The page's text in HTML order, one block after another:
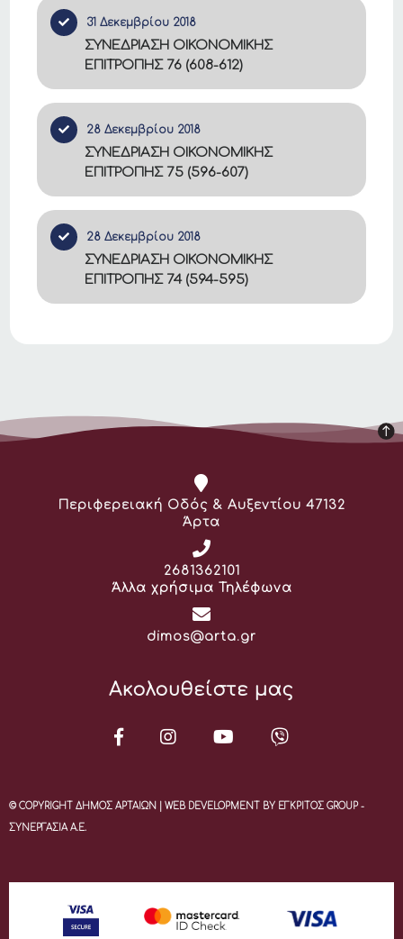
31 Δεκεμβρίου 2018
ΣΥΝΕΔΡΙΑΣΗ ΟΙΚΟΝΟΜΙΚΗΣ
ΕΠΙΤΡΟΠΗΣ 76 (608-612)
28 Δεκεμβρίου 2018
ΣΥΝΕΔΡΙΑΣΗ ΟΙΚΟΝΟΜΙΚΗΣ
ΕΠΙΤΡΟΠΗΣ 75 (596-607)
28 Δεκεμβρίου 2018
ΣΥΝΕΔΡΙΑΣΗ ΟΙΚΟΝΟΜΙΚΗΣ
ΕΠΙΤΡΟΠΗΣ 74 (594-595)
Διεύθυνση:
Περιφερειακή Οδός & Αυξεντίου 47132
Άρτα
Τηλέφωνο:
2681362101
Άλλα χρήσιμα Τηλέφωνα
Email:
dimos@arta.gr
Ακολουθείστε μας
© COPYRIGHT ΔΗΜΟΣ ΑΡΤΑΙΩΝ | WEB DEVELOPMENT BY ΕΓΚΡΙΤΟΣ GROUP -
ΣΥΝΕΡΓΑΣΙΑ Α.Ε.